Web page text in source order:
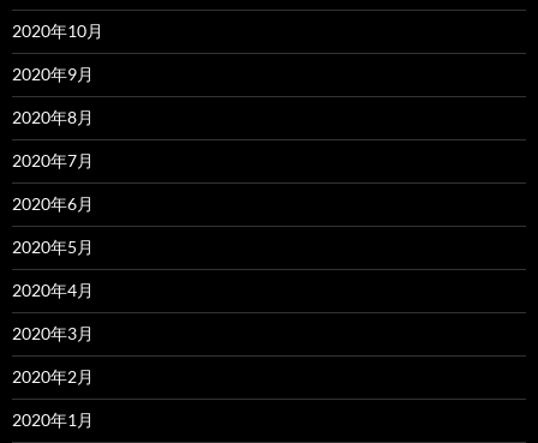
2020年10月
2020年9月
2020年8月
2020年7月
2020年6月
2020年5月
2020年4月
2020年3月
2020年2月
2020年1月